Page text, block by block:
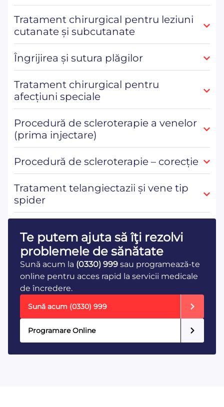
Tratament chirurgical pentru leziuni
cutanate și subcutanate
Îngrijirea și sutura plăgilor
Tratament chirurgical pentru
afecțiuni speciale
Procedură de scleroterapie a venelor
(prima injectare)
Procedură de scleroterapie – corecție
Tratament telangiectazii și vene tip
spider
Te putem ajuta să îţi rezolvi
problemele de sănătate
Sună acum la (0330) 999 sau programează-te
online pentru acces rapid la servicii medicale
de încredere.
Sună acum (0330) 999
Programare Online